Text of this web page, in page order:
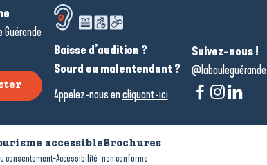
Guérande
Baisse d’audition ?
Sourd ou malentendant ?
Appelez-nous encliquant-ici
Suivez-nous !
@labauleguérande
accessibleBrochures
consentement-Accessibilité : non conforme